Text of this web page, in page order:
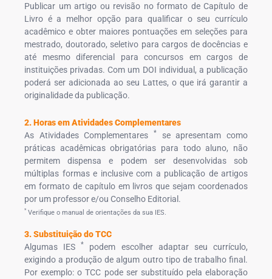
Publicar um artigo ou revisão no formato de Capítulo de
Livro é a melhor opção para qualificar o seu currículo
acadêmico e obter maiores pontuações em seleções para
mestrado, doutorado, seletivo para cargos de docências e
até mesmo diferencial para concursos em cargos de
instituições privadas. Com um DOI individual, a publicação
poderá ser adicionada ao seu Lattes, o que irá garantir a
originalidade da publicação.
2. Horas em Atividades Complementares
As Atividades Complementares
*
se apresentam como
práticas acadêmicas obrigatórias para todo aluno, não
permitem dispensa e podem ser desenvolvidas sob
múltiplas formas e inclusive com a publicação de artigos
em formato de capítulo em livros que sejam coordenados
por um professor e/ou Conselho Editorial.
* Verifique o manual de orientações da sua IES.
3. Substituição do TCC
Algumas IES*
podem escolher adaptar seu currículo,
exigindo a produção de algum outro tipo de trabalho final.
Por exemplo: o TCC pode ser substituído pela elaboração